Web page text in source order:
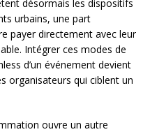
désormais les dispositifs
urbains, une part
payer directement avec leur
Intégrer ces modes de
d’un événement devient
organisateurs qui ciblent un
ouvre un autre